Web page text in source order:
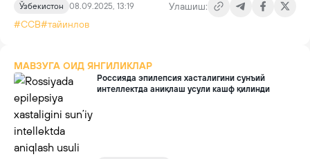
Ўзбекистон 08.09.2025, 13:19
Улашиш:
#ССВ#тайинлов
МАВЗУГА ОИД ЯНГИЛИКЛАР
Россияда эпилепсия хасталигини сунъий
интеллектда аниқлаш усули кашф қилинди